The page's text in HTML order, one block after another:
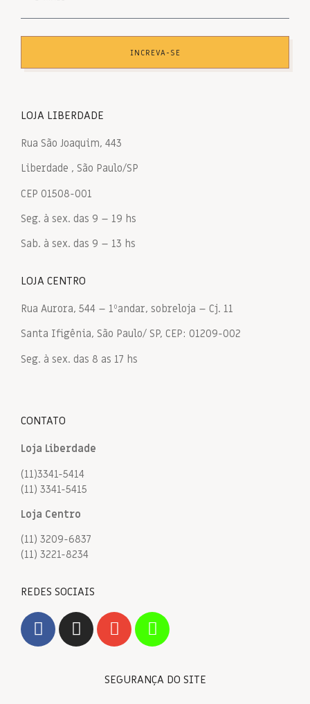
INCREVA-SE
LOJA LIBERDADE
Rua São Joaquim, 443
Liberdade , São Paulo/SP
CEP 01508-001
Seg. à sex. das 9 – 19 hs
Sab. à sex. das 9 – 13 hs
LOJA CENTRO
Rua Aurora, 544 – 1ºandar, sobreloja – Cj. 11
Santa Ifigênia, São Paulo/ SP, CEP: 01209-002
Seg. à sex. das 8 as 17 hs
CONTATO
Loja Liberdade
(11)3341-5414
(11) 3341-5415
Loja Centro
(11) 3209-6837
(11) 3221-8234
REDES SOCIAIS
SEGURANÇA DO SITE